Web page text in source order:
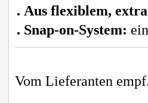
Aus flexiblem,
Snap-on-System:
Vom Lieferanten